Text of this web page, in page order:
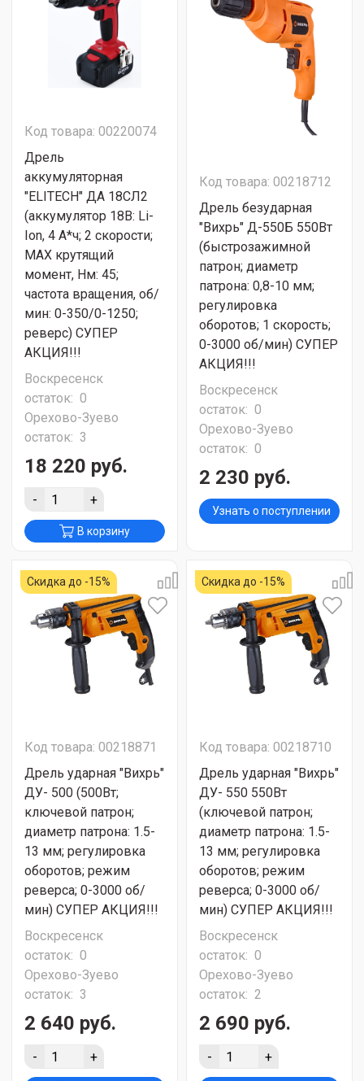
Код товара: 00220074
Дрель
аккумуляторная
"ELITECH" ДА 18СЛ2
(аккумулятор 18В: Li-
Ion, 4 А*ч; 2 скорости;
МАХ крутящий
момент, Нм: 45;
частота вращения, об/
мин: 0-350/0-1250;
реверс) СУПЕР
АКЦИЯ!!!
Воскресенск
остаток: 0
Орехово-Зуево
остаток: 3
18 220 руб.
- +
В корзину
Код товара: 00218712
Дрель безударная
"Вихрь" Д-550Б 550Вт
(быстрозажимной
патрон; диаметр
патрона: 0,8-10 мм;
регулировка
оборотов; 1 скорость;
0-3000 об/мин) СУПЕР
АКЦИЯ!!!
Воскресенск
остаток: 0
Орехово-Зуево
остаток: 0
2 230 руб.
Узнать о поступлении
Скидка до -15%
Код товара: 00218871
Дрель ударная "Вихрь"
ДУ- 500 (500Вт;
ключевой патрон;
диаметр патрона: 1.5-
13 мм; регулировка
оборотов; режим
реверса; 0-3000 об/
мин) СУПЕР АКЦИЯ!!!
Воскресенск
остаток: 0
Орехово-Зуево
остаток: 3
2 640 руб.
- +
Скидка до -15%
Код товара: 00218710
Дрель ударная "Вихрь"
ДУ- 550 550Вт
(ключевой патрон;
диаметр патрона: 1.5-
13 мм; регулировка
оборотов; режим
реверса; 0-3000 об/
мин) СУПЕР АКЦИЯ!!!
Воскресенск
остаток: 0
Орехово-Зуево
остаток: 2
2 690 руб.
- +